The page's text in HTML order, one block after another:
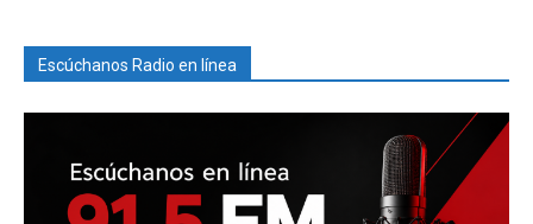
Escúchanos Radio en línea